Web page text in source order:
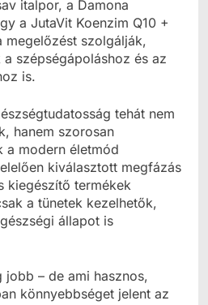
italpor, a Damona
a JutaVit Koenzim Q10 +
megelőzést szolgálják,
szépségápoláshoz és az
is.
tehát nem
hanem szorosan
a modern életmód
kiválasztott megfázás
kiegészítő termékek
a tünetek kezelhetők,
állapot is
jobb – de ami hasznos,
könnyebbséget jelent az